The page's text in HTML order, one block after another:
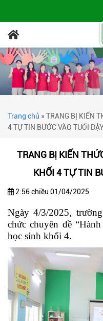
Trang chủ » TRANG BỊ KIẾN
4 TỰ TIN BƯỚC VÀO TUỔI
TRANG BỊ KIẾN
KHỐI 4 TỰ TIN
2:56 chiều 01/04/2025
Ngày 4/3/2025,
chức chuyên đề
học sinh khối 4.